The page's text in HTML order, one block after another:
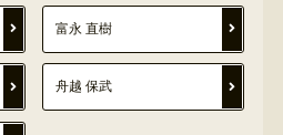
富永 直樹
舟越 保武